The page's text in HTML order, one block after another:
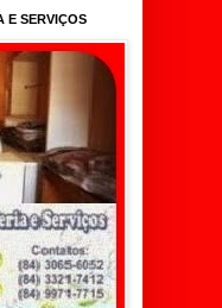
E SERVIÇOS